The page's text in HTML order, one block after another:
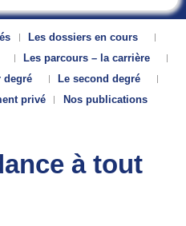
Les dossiers en cours
Les parcours – la carrière
degré
Le second degré
privé Nos publications
à tout